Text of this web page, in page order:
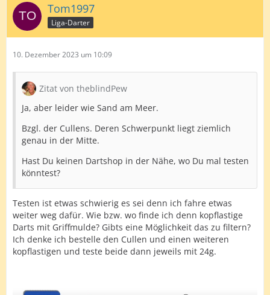
Warum ein Anfänger einen Frontlastigen Dart nehmen
sollte entzieht sich mir(?)
Da macht mehr Gewicht eher Sinn, 24/25g verzeihen
mehr als 21/22g, was hier
aber wohl keine Beachtung findet da jetzt mit 20g
geworfen wird.
Tom1997
Liga-Darter
10. Dezember 2023 um 10:09
Zitat von theblindPew
Ja, aber leider wie Sand am Meer.
Bzgl. der Cullens. Deren Schwerpunkt liegt ziemlich
genau in der Mitte.
Hast Du keinen Dartshop in der Nähe, wo Du mal testen
könntest?
Testen ist etwas schwierig es sei denn ich fahre etwas
weiter weg dafür. Wie bzw. wo finde ich denn kopflastige
Darts mit Griffmulde? Gibts eine Möglichkeit das zu filtern?
Ich denke ich bestelle den Cullen und einen weiteren
kopflastigen und teste beide dann jeweils mit 24g.